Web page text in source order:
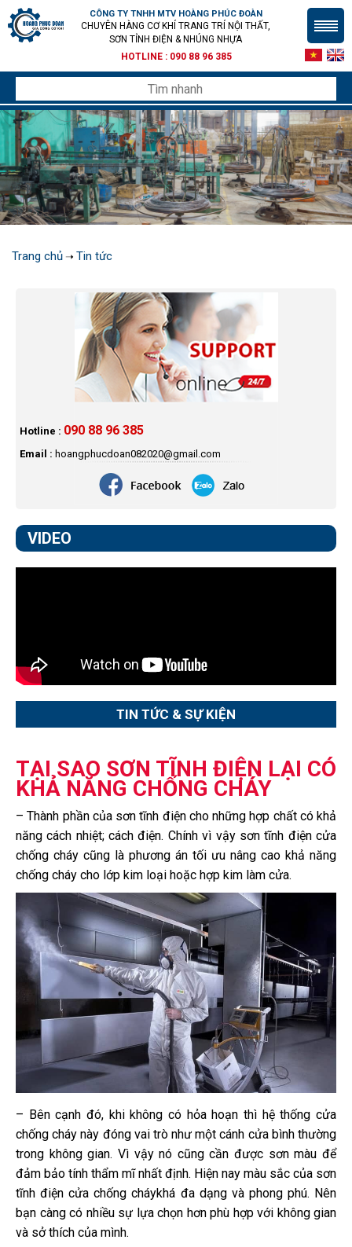
CÔNG TY TNHH MTV HOÀNG PHÚC ĐOÀN
CHUYÊN HÀNG CƠ KHÍ TRANG TRÍ NỘI THẤT,
SƠN TỈNH ĐIỆN & NHÚNG NHỰA
HOTLINE : 090 88 96 385
Trang chủ ➝ Tin tức
Hotline : 090 88 96 385
Email : hoangphucdoan082020@gmail.com
VIDEO
TIN TỨC & SỰ KIỆN
TẠI SAO SƠN TĨNH ĐIỆN LẠI CÓ
KHẢ NĂNG CHỐNG CHÁY
– Thành phần của sơn tĩnh điện cho những hợp chất có khả
năng cách nhiệt; cách điện. Chính vì vậy sơn tĩnh điện cửa
chống cháy cũng là phương án tối ưu nâng cao khả năng
chống cháy cho lớp kim loại hoặc hợp kim làm cửa.
– Bên cạnh đó, khi không có hỏa hoạn thì hệ thống cửa
chống cháy này đóng vai trò như một cánh cửa bình thường
trong không gian. Vì vậy nó cũng cần được sơn màu để
đảm bảo tính thẩm mĩ nhất định. Hiện nay màu sắc của sơn
tĩnh điện cửa chống cháykhá đa dạng và phong phú. Nên
bạn càng có nhiều sự lựa chọn hơn phù hợp với không gian
và sở thích của mình.